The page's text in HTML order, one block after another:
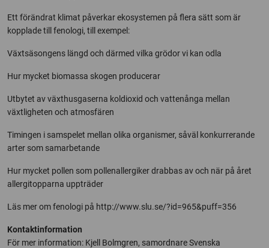
Ett förändrat klimat påverkar ekosystemen på flera sätt som är
kopplade till fenologi, till exempel:
Växtsäsongens längd och därmed vilka grödor vi kan odla
Hur mycket biomassa skogen producerar
Utbytet av växthusgaserna koldioxid och vattenånga mellan
växtligheten och atmosfären
Timingen i samspelet mellan olika organismer, såväl konkurrerande
arter som samarbetande
Hur mycket pollen som pollenallergiker drabbas av och när på året
allergitopparna uppträder
Läs mer om fenologi på http://www.slu.se/?id=965&puff=356
Kontaktinformation
För mer information: Kjell Bolmgren, samordnare Svenska